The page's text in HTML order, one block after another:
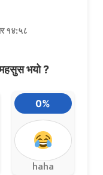
१४:५८
भयो ?
0%
haha